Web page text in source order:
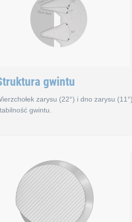
gwintu
geometrycznie poprawia
kątowi boku zarysu 33°
gwintu
zarysu (22°) i dno zarysu
gwintu.
wierzchołek zarysu o kącie
Niewielki wierzchołek zarysu o